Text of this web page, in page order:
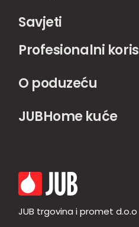
Savjeti
Profesionalni
O poduzeću
JUBHome kuće
JUB trgovina i promet d.o.o